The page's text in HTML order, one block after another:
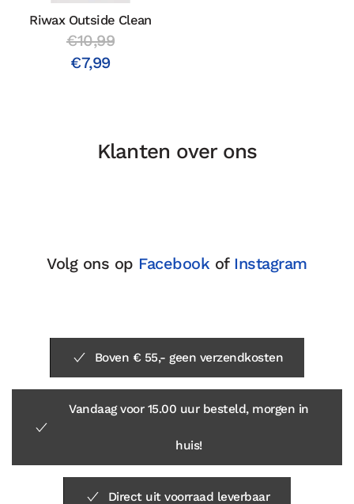
Riwax Outside Clean
€10,99
€7,99
Klanten over ons
Volg ons op Facebook of Instagram
Boven € 55,- geen verzendkosten
Vandaag voor 15.00 uur besteld, morgen in
huis!
Direct uit voorraad leverbaar